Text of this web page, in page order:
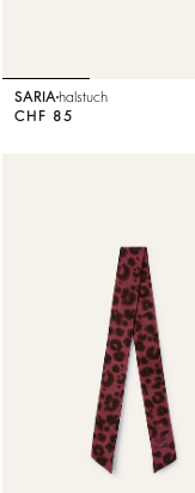
SARIA halstuch
CHF 85